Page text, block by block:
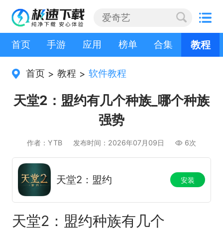
首页 手游 应用 榜单 合集 教程
首页 > 教程 > 软件教程
天堂2：盟约有几个种族_哪个种族
强势
作者：YTB 发布时间：2026年07月09日 6次
天堂2：盟约 安装
天堂2：盟约种族有几个